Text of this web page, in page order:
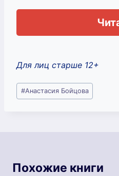
Для лиц старше 12+
Метки
записи:
#Анастасия Бойцова
Похожие книги